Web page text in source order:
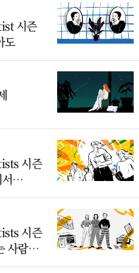
시즌
도
시즌
시즌
사람들